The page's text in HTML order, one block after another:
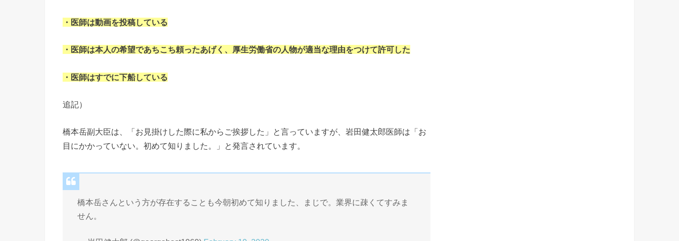
・医師は動画を投稿している
・医師は本人の希望であちこち頼ったあげく、厚生労働省の人物が適当な理由をつけて許可した
・医師はすでに下船している
追記）
橋本岳副大臣は、「お見掛けした際に私からご挨拶した」と言っていますが、岩田健太郎医師は「お
目にかかっていない。初めて知りました。」と発言されています。
橋本岳さんという方が存在することも今朝初めて知りました、まじで。業界に疎くてすみま
せん。